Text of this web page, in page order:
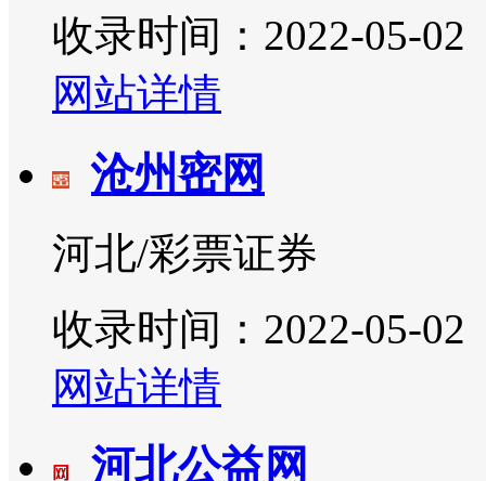
收录时间：2022-05-02
网站详情
沧州密网
河北/彩票证券
收录时间：2022-05-02
网站详情
河北公益网